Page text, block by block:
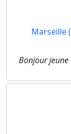
Marseille
Bonjour